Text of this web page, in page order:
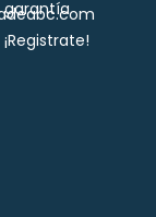
garantía
¡Registrate!